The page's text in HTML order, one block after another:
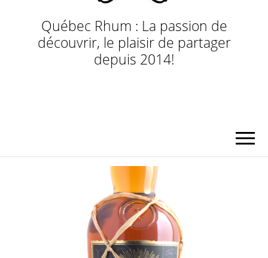
Québec Rhum : La passion de
découvrir, le plaisir de partager
depuis 2014!